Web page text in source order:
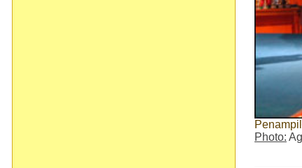
Photo: